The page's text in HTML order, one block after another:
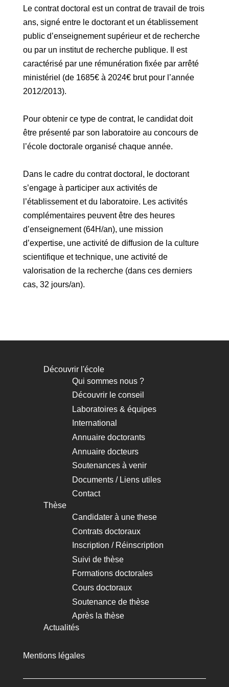
Le contrat doctoral est un contrat de travail de trois
ans, signé entre le doctorant et un établissement
public d’enseignement supérieur et de recherche
ou par un institut de recherche publique. Il est
caractérisé par une rémunération fixée par arrêté
ministériel (de 1685€ à 2024€ brut pour l’année
2012/2013).
Pour obtenir ce type de contrat, le candidat doit
être présenté par son laboratoire au concours de
l’école doctorale organisé chaque année.
Dans le cadre du contrat doctoral, le doctorant
s’engage à participer aux activités de
l’établissement et du laboratoire. Les activités
complémentaires peuvent être des heures
d’enseignement (64H/an), une mission
d’expertise, une activité de diffusion de la culture
scientifique et technique, une activité de
valorisation de la recherche (dans ces derniers
cas, 32 jours/an).
Navigation
principale
Découvrir l'école
Qui sommes nous ?
Découvrir le conseil
Laboratoires & équipes
International
Annuaire doctorants
Annuaire docteurs
Soutenances à venir
Documents / Liens utiles
Contact
Thèse
Candidater à une these
Contrats doctoraux
Inscription / Réinscription
Suivi de thèse
Formations doctorales
Cours doctoraux
Soutenance de thèse
Après la thèse
Actualités
Mentions légales